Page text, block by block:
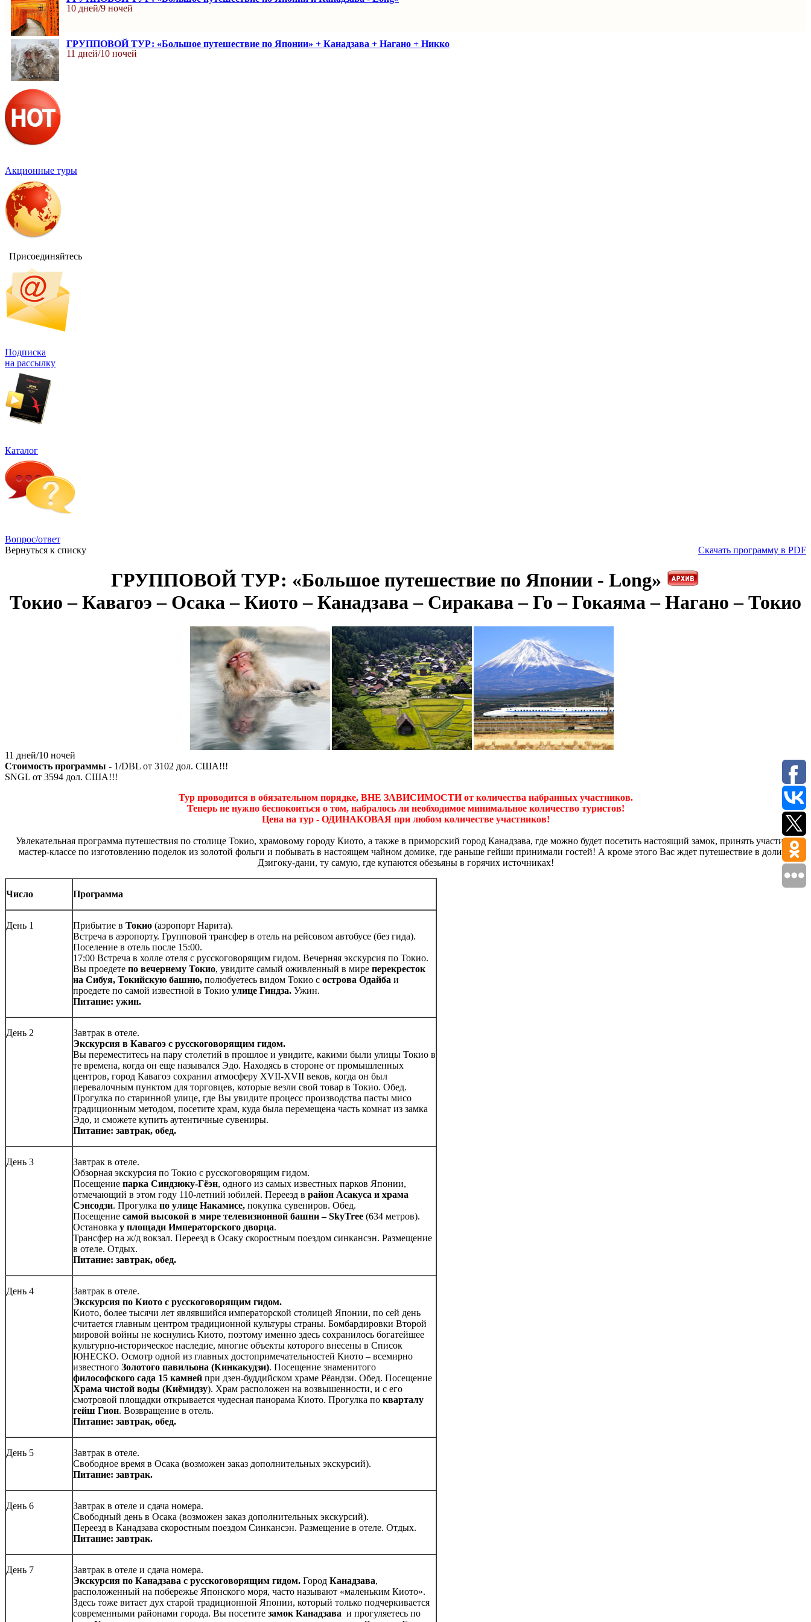
10 дней/9 ночей
ГРУППОВОЙ ТУР: «Большое путешествие по Японии» + Канадзава + Нагано + Никко
11 дней/10 ночей
Акционные туры
Присоединяйтесь
Подписка
на рассылку
Каталог
Вопрос/ответ
Вернуться к списку
Скачать программу в PDF
ГРУППОВОЙ ТУР: «Большое путешествие по Японии - Long»
Токио – Кавагоэ – Осака – Киото – Канадзава – Сиракава – Го – Гокаяма – Нагано – Токио
11 дней/10 ночей
Стоимость программы - 1/DBL от 3102 дол. США!!!
SNGL от 3594 дол. США!!!
Тур проводится в обязательном порядке, ВНЕ ЗАВИСИМОСТИ от количества набранных участников.
Теперь не нужно беспокоиться о том, набралось ли необходимое минимальное количество туристов!
Цена на тур - ОДИНАКОВАЯ при любом количестве участников!
Увлекательная программа путешествия по столице Токио, храмовому городу Киото, а также в приморский город Канадзава, где можно будет посетить настоящий замок, принять участие в
мастер-классе по изготовлению поделок из золотой фольги и побывать в настоящем чайном домике, где раньше гейши принимали гостей! А кроме этого Вас ждет путешествие в долину
Дзигоку-дани, ту самую, где купаются обезьяны в горячих источниках!
Число Программа
День 1 Прибытие в Токио (аэропорт Нарита).
Встреча в аэропорту. Групповой трансфер в отель на рейсовом автобусе (без гида).
Поселение в отель после 15:00.
17:00 Встреча в холле отеля с русскоговорящим гидом. Вечерняя экскурсия по Токио.
Вы проедете по вечернему Токио, увидите самый оживленный в мире перекресток
на Сибуя, Токийскую башню, полюбуетесь видом Токио с острова Одайба и
проедете по самой известной в Токио улице Гиндза. Ужин.
Питание: ужин.
День 2
Завтрак в отеле.
Экскурсия в Кавагоэ с русскоговорящим гидом.
Вы переместитесь на пару столетий в прошлое и увидите, какими были улицы Токио в
те времена, когда он еще назывался Эдо. Находясь в стороне от промышленных
центров, город Кавагоэ сохранил атмосферу XVII-XVII веков, когда он был
перевалочным пунктом для торговцев, которые везли свой товар в Токио. Обед.
Прогулка по старинной улице, где Вы увидите процесс производства пасты мисо
традиционным методом, посетите храм, куда была перемещена часть комнат из замка
Эдо, и сможете купить аутентичные сувениры.
Питание: завтрак, обед.
День 3
Завтрак в отеле.
Обзорная экскурсия по Токио с русскоговорящим гидом.
Посещение парка Синдзюку-Гёэн, одного из самых известных парков Японии,
отмечающий в этом году 110-летний юбилей. Переезд в район Асакуса и храма
Сэнсодзи. Прогулка по улице Накамисе, покупка сувениров. Обед.
Посещение самой высокой в мире телевизионной башни – SkyTree (634 метров).
Остановка у площади Императорского дворца.
Трансфер на ж/д вокзал. Переезд в Осаку скоростным поездом синкансэн. Размещение
в отеле. Отдых.
Питание: завтрак, обед.
День 4
Завтрак в отеле.
Экскурсия по Киото с русскоговорящим гидом.
Киото, более тысячи лет являвшийся императорской столицей Японии, по сей день
считается главным центром традиционной культуры страны. Бомбардировки Второй
мировой войны не коснулись Киото, поэтому именно здесь сохранилось богатейшее
культурно-историческое наследие, многие объекты которого внесены в Список
ЮНЕСКО. Осмотр одной из главных достопримечательностей Киото – всемирно
известного Золотого павильона (Кинкакудзи). Посещение знаменитого
философского сада 15 камней при дзен-буддийском храме Рёандзи. Обед. Посещение
Храма чистой воды (Киёмидзу). Храм расположен на возвышенности, и с его
смотровой площадки открывается чудесная панорама Киото. Прогулка по кварталу
гейш Гион. Возвращение в отель.
Питание: завтрак, обед.
День 5
Завтрак в отеле.
Свободное время в Осака (возможен заказ дополнительных экскурсий).
Питание: завтрак.
День 6
Завтрак в отеле и сдача номера.
Свободный день в Осака (возможен заказ дополнительных экскурсий).
Переезд в Канадзава скоростным поездом Синкансэн. Размещение в отеле. Отдых.
Питание: завтрак.
День 7
Завтрак в отеле и сдача номера.
Экскурсия по Канадзава с русскоговорящим гидом. Город Канадзава,
расположенный на побережье Японского моря, часто называют «маленьким Киото».
Здесь тоже витает дух старой традиционной Японии, который только подчеркивается
современными районами города. Вы посетите замок Канадзава и прогуляетесь по